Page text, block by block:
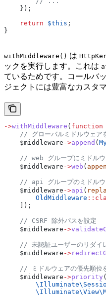
    });
    return
$this ;
}
withMiddleware() は
ックを実行します。これは
ているためです。コールバ
ジェクトには豊富なカスタ
->withMiddleware ( function
// グローバルミドルウェア
    $middleware
->append (
// web グループにミドルウ
    $middleware
->web (
// api グループのミドルウ
    $middleware
->api (
        OldMiddleware
::
    ]);
    // CSRF 除外パスを設定
    $middleware
->
// 未認証ユーザーのリダイ
    $middleware
->
// ミドルウェアの優先順位
    $middleware
->priority